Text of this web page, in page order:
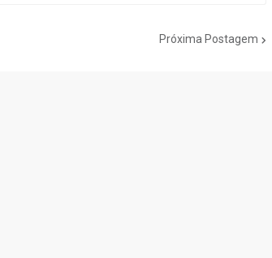
Próxima Postagem